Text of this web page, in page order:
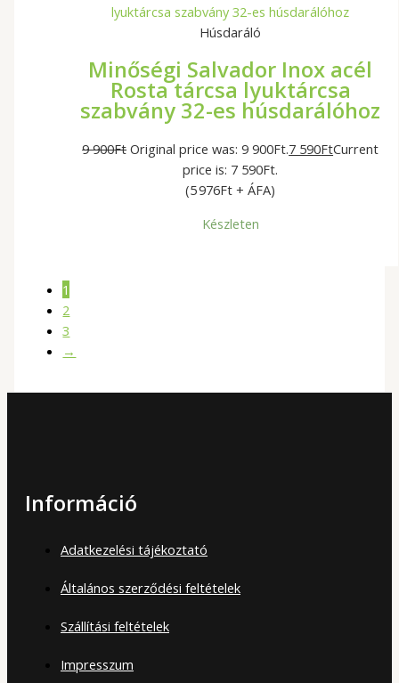
Húsdaráló
Minőségi Salvador Inox acél
Rosta tárcsa lyuktárcsa
szabvány 32-es húsdarálóhoz
9 900Ft Original price was: 9 900Ft.7 590FtCurrent
price is: 7 590Ft.
(5 976Ft + ÁFA)
Készleten
1
2
3
→
Információ
Adatkezelési tájékoztató
Általános szerződési feltételek
Szállítási feltételek
Impresszum